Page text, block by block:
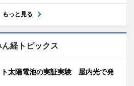
もっと見る
ん経トピックス
太陽電池の実証実験 屋内光で発